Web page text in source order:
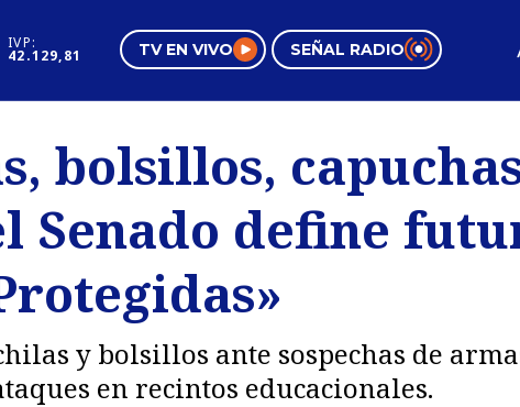
IVP:
42.129,81 TV EN VIVO SEÑAL RADIO
Negocios
Pura Mujer
Tendencias
Videos
bolsillos,
Senado define
y bolsillos ante sospechas de
en recintos educacionales.